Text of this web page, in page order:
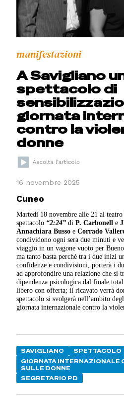
manifestazioni
A Savigliano
spettacolo di
giornata
contro la
donne
16 novembre 2025
Cuneo
Martedì 18 novembre alle 21 al
spettacolo “2:24” diP. Carbonell e
Annachiara Busso eCorrado
condividono ogni sera due minuti e
viaggio in un vagone vuoto per
ma tanto basta perchè tra i due inizi
confidenze e condivisioni, porterà i
ad approfondire una relazione che si
dipendenza psicologica dal finale
libero con offerta; il ricavato verrà
spettacolo si svolgerà nell’ambito
giornata internazionale contro la
SAVIGLIANO
SPETTACOLO
GIORNATA INTERNAZIONALE
SULLE DONNE
SEGRETARIO PD